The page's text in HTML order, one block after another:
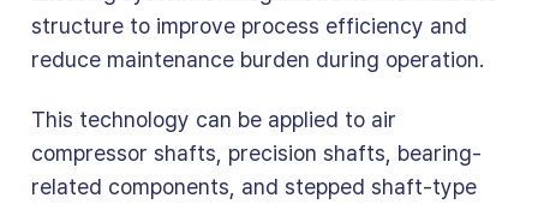
structure to improve process efficiency and
reduce maintenance burden during operation.
This technology can be applied to air
compressor shafts, precision shafts, bearing-
related components, and stepped shaft-type